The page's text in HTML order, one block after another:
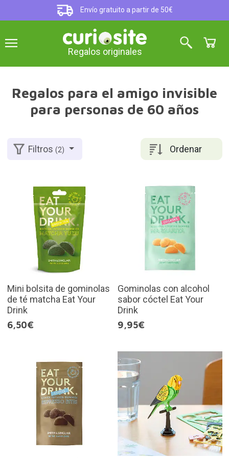
Envío gratuito a partir de 50€
Regalos originales
Regalos para el amigo invisible
para personas de 60 años
Ordenar
Filtros(2)
Mini bolsita de gominolas
de té matcha Eat Your
Drink
6,50€
Gominolas con alcohol
sabor cóctel Eat Your
Drink
9,95€